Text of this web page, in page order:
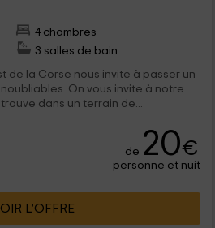
4 chambres
3 salles de bain
de la Corse nous invite à passer un
On vous invite à notre
dans un terrain de...
de 20€
personne et nuit
L’OFFRE